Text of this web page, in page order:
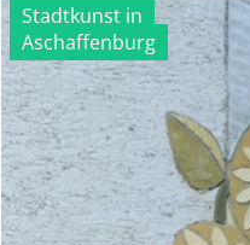
Stadtkunst in
Aschaffenburg